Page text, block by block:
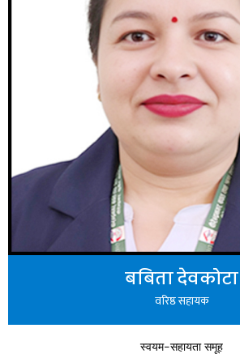
बबिता देवकोटा
वरिष्ठ सहायक
स्वयम-सहायता समूह